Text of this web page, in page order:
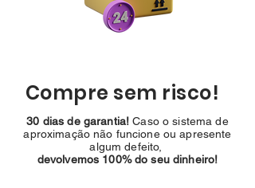
Compre sem risco!
30 dias de garantia! Caso o sistema de
aproximação não funcione ou apresente
algum defeito,
devolvemos 100% do seu dinheiro!